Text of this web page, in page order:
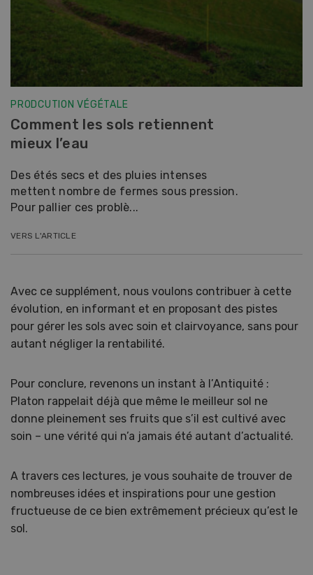
PRODCUTION VÉGÉTALE
Comment les sols retiennent
mieux l’eau
Des étés secs et des pluies intenses
mettent nombre de fermes sous pression.
Pour pallier ces problè...
VERS L'ARTICLE
Avec ce supplément, nous voulons contribuer à cette
évolution, en informant et en proposant des pistes
pour gérer les sols avec soin et clairvoyance, sans pour
autant négliger la rentabilité.
Pour conclure, revenons un instant à l’Antiquité :
Platon rappelait déjà que même le meilleur sol ne
donne pleinement ses fruits que s’il est cultivé avec
soin – une vérité qui n’a jamais été autant d’actualité.
A travers ces lectures, je vous souhaite de trouver de
nombreuses idées et inspirations pour une gestion
fructueuse de ce bien extrêmement précieux qu’est le
sol.